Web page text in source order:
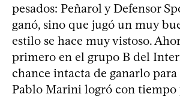
pesados: Peñarol y Defensor
ganó, sino que jugó un muy
estilo se hace muy vistoso.
primero en el grupo B del
chance intacta de ganarlo
Pablo Marini logró con tiempo